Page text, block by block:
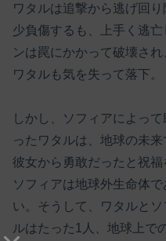
ワタルは追撃から逃げ回
少負傷するも、上手く逃
ンは罠にかかって破壊さ
ワタルも気を失って落下。
しかし、ソフィアによっ
ったワタルは、地球の未
彼女から勇敢だったと祝福
ソフィアは地球外生命体
い。そうして、ワタルと
ルはたった1人、地球上で